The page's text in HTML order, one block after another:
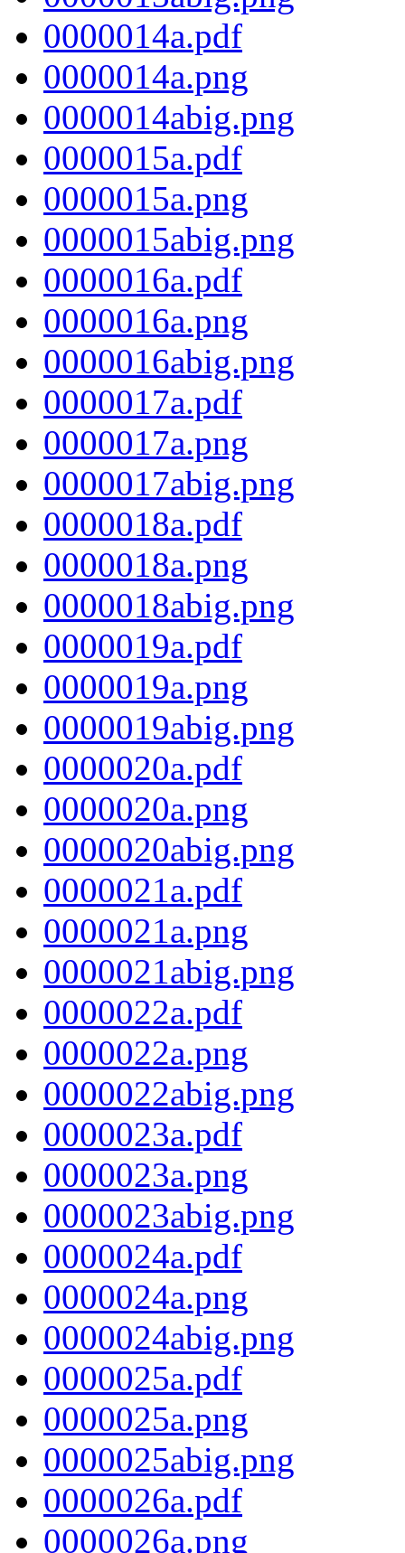
0000014a.pdf
0000014a.png
0000014abig.png
0000015a.pdf
0000015a.png
0000015abig.png
0000016a.pdf
0000016a.png
0000016abig.png
0000017a.pdf
0000017a.png
0000017abig.png
0000018a.pdf
0000018a.png
0000018abig.png
0000019a.pdf
0000019a.png
0000019abig.png
0000020a.pdf
0000020a.png
0000020abig.png
0000021a.pdf
0000021a.png
0000021abig.png
0000022a.pdf
0000022a.png
0000022abig.png
0000023a.pdf
0000023a.png
0000023abig.png
0000024a.pdf
0000024a.png
0000024abig.png
0000025a.pdf
0000025a.png
0000025abig.png
0000026a.pdf
0000026a.png